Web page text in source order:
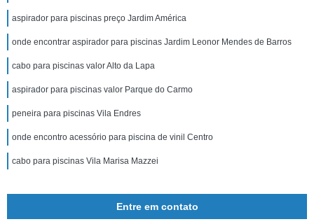
aspirador para piscinas preço Jardim América
onde encontrar aspirador para piscinas Jardim Leonor Mendes de Barros
cabo para piscinas valor Alto da Lapa
aspirador para piscinas valor Parque do Carmo
peneira para piscinas Vila Endres
onde encontro acessório para piscina de vinil Centro
cabo para piscinas Vila Marisa Mazzei
Entre em contato